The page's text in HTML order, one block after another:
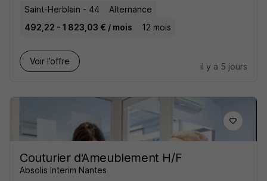
Saint-Herblain - 44
Alternance
492,22 - 1 823,03 € / mois
12 mois
Voir l’offre
il y a 5 jours
Couturier d'Ameublement H/F
Absolis Interim Nantes